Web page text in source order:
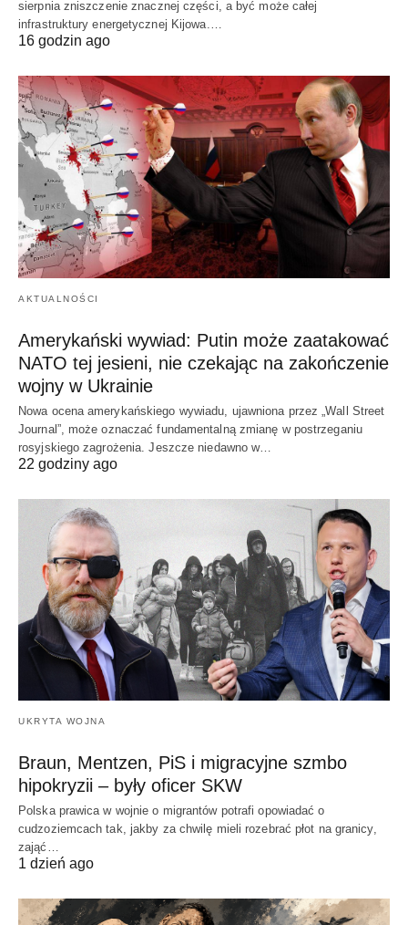
sierpnia zniszczenie znacznej części, a być może całej
infrastruktury energetycznej Kijowa.…
16 godzin ago
AKTUALNOŚCI
Amerykański wywiad: Putin może zaatakować
NATO tej jesieni, nie czekając na zakończenie
wojny w Ukrainie
Nowa ocena amerykańskiego wywiadu, ujawniona przez „Wall Street
Journal”, może oznaczać fundamentalną zmianę w postrzeganiu
rosyjskiego zagrożenia. Jeszcze niedawno w…
22 godziny ago
UKRYTA WOJNA
Braun, Mentzen, PiS i migracyjne szmbo
hipokryzii – były oficer SKW
Polska prawica w wojnie o migrantów potrafi opowiadać o
cudzoziemcach tak, jakby za chwilę mieli rozebrać płot na granicy,
zająć…
1 dzień ago